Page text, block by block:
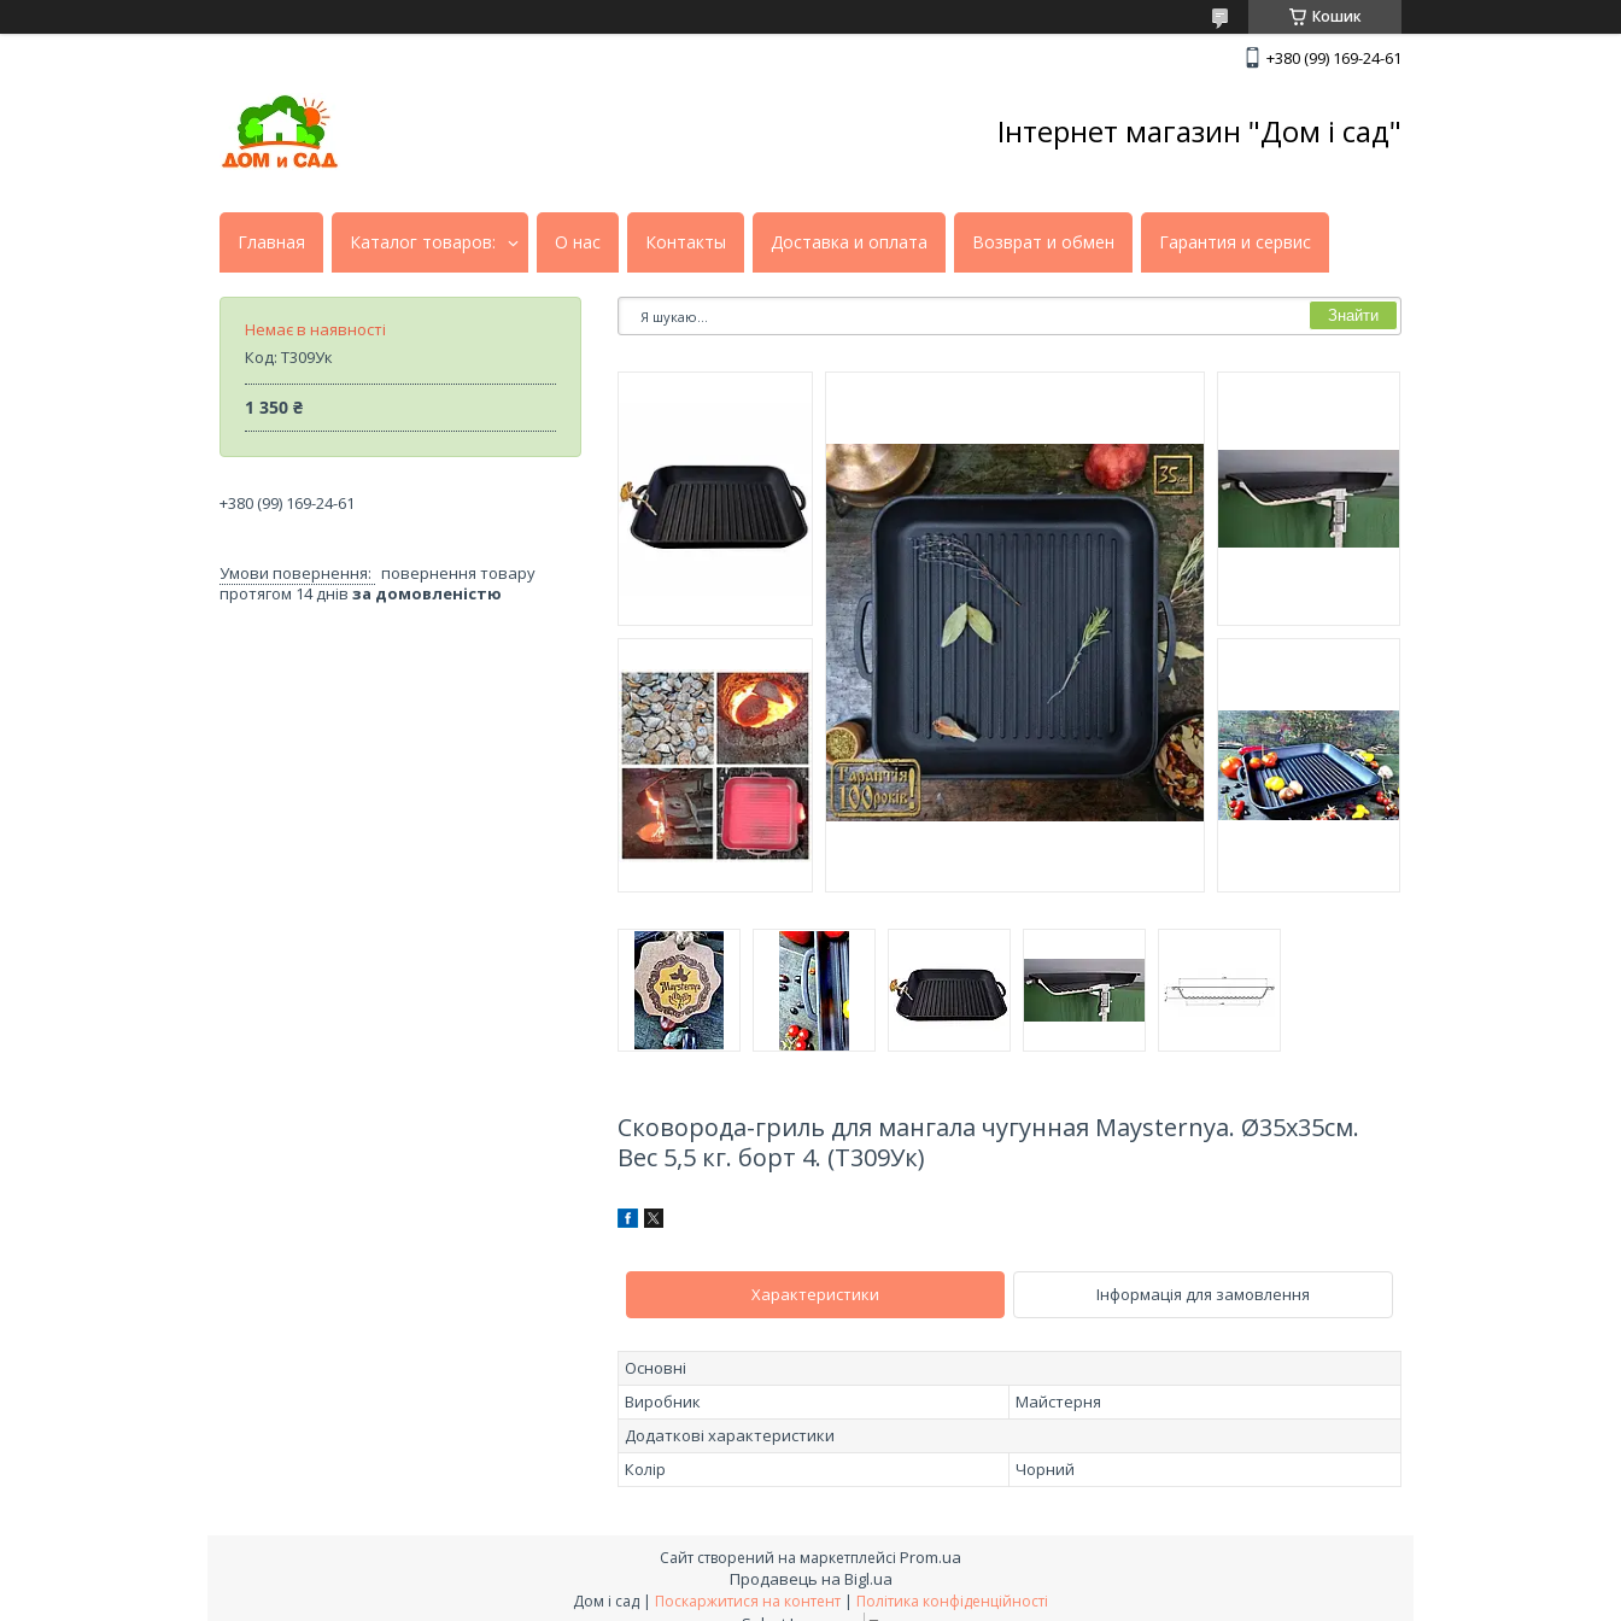
Кошик
+380 (99) 169-24-61
Інтернет магазин "Дом і сад"
Главная Каталог товаров: О нас Контакты Доставка и оплата Возврат и обмен Гарантия и сервис
Знайти
Сковорода-гриль для мангала чугунная Maysternya. Ø35х35см.
Вес 5,5 кг. борт 4. (Т309Ук)
Характеристики Інформація для замовлення
Основні
Виробник
Майстерня
Додаткові характеристики
Колір
Чорний
Немає в наявності
Код: Т309Ук
1 350 ₴
+380 (99) 169-24-61
повернення товару
протягом 14 днів за домовленістю
Сайт створений на маркетплейсі Prom.ua
Продавець на Bigl.ua
Дом і сад | Поскаржитися на контент | Політика конфіденційності